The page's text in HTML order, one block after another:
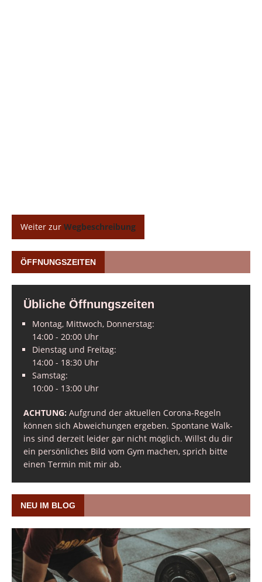
Weiter zur Wegbeschreibung
ÖFFNUNGSZEITEN
Übliche Öffnungszeiten
Montag, Mittwoch, Donnerstag:
14:00 - 20:00 Uhr
Dienstag und Freitag:
14:00 - 18:30 Uhr
Samstag:
10:00 - 13:00 Uhr
ACHTUNG: Aufgrund der aktuellen Corona-Regeln
können sich Abweichungen ergeben. Spontane Walk-
ins sind derzeit leider gar nicht möglich. Willst du dir
ein persönliches Bild vom Gym machen, sprich bitte
einen Termin mit mir ab.
NEU IM BLOG